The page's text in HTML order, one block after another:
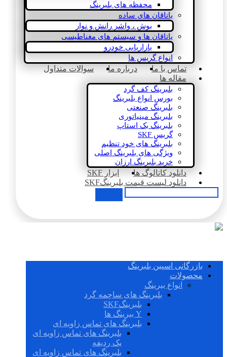
محفظه های بلبرینگ
یاتاقان های ساده
بوش ، واشر رانش و نوار
یاتاقان ها و سیستم های مغناطیسی
بازاریابی خودرو
انواع گریس ها
تماس با ما درباره ما
سوالات متداول
مقاله ها
بلبرینگ کف گرد
بورس انواع بلبرینگ
بلبرینگ صنعتی
بلبرینگ مینیاتوری
بلبرینگ بک استاپ
گریس SKF
بلبرینگ های خود تنظیم
ویژگی های بلبرینگ اصلی
خرید بلبرینگ ارزان
دانلود کاتالوگ ها
ابزار SKF
دانلود لیست قیمت بلبرینگSKF
بازرگانی اسپین بلبرینگ
محصولات
انواع بیرینگ
بلبرینگ های ساچمه گرد
بلبرینگSKF
Y بیرینگ ها
بلبرینگ های تماس زاویه ای
بلبرینگ های تماس زاویه ای
یک ردیفه
بلبرینگ های تماس زاویه ای